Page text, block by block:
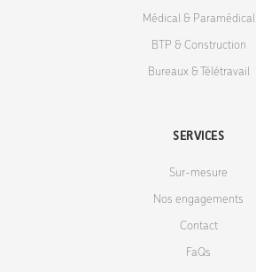
Médical & Paramédical
BTP & Construction
Bureaux & Télétravail
SERVICES
Sur-mesure
Nos engagements
Contact
FaQs